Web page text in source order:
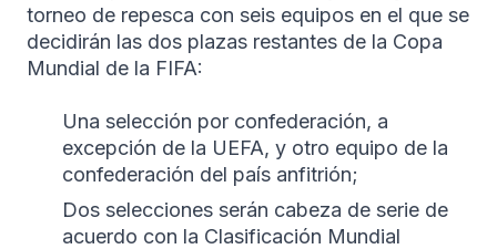
torneo de repesca con seis equipos en el que se
decidirán las dos plazas restantes de la Copa
Mundial de la FIFA:
Una selección por confederación, a
excepción de la UEFA, y otro equipo de la
confederación del país anfitrión;
Dos selecciones serán cabeza de serie de
acuerdo con la Clasificación Mundial